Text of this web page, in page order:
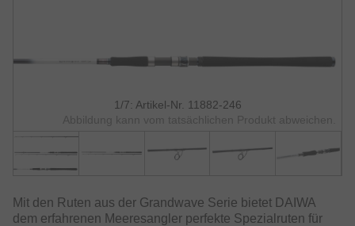
1/7: Artikel-Nr. 11882-246
Abbildung kann vom tatsächlichen Produkt abweichen.
Mit den Ruten aus der Grandwave Serie bietet DAIWA
dem erfahrenen Meeresangler perfekte Spezialruten für